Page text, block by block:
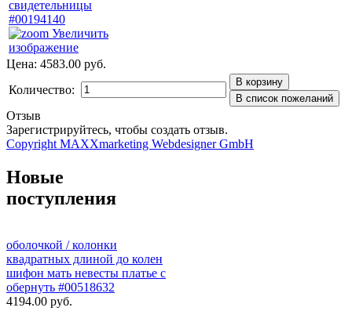
Увеличить
изображение
Цена: 4583.00 руб.
Количество:
Отзыв
Зарегистрируйтесь, чтобы создать отзыв.
Copyright MAXXmarketing Webdesigner GmbH
Новые
поступления
оболочкой / колонки
квадратных длиной до колен
шифон мать невесты платье с
обернуть #00518632
4194.00 руб.